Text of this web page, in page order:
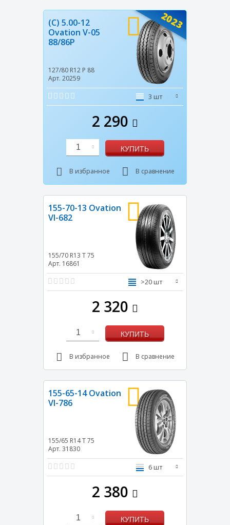
2023
(C) 5.00-12
Ovation V-05
88/86P
127/80 R12 P 88
Арт. 20259
3 шт
2 290
1 КУПИТЬ
В избранное В сравнение
155-70-13 Ovation
VI-682
155/70 R13 T75
Арт. 16861
>20 шт
2 320
1 КУПИТЬ
В избранное В сравнение
155-65-14 Ovation
VI-786
155/65 R14T75
Арт. 31830
6 шт
2 380
1 КУПИТЬ